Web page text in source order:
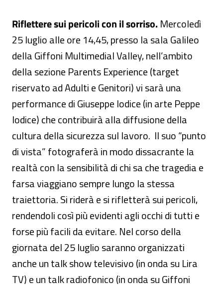
Riflettere sui pericoli con il sorriso. Mercoledì
25 luglio alle ore 14,45, presso la sala Galileo
della Giffoni Multimedial Valley, nell’ambito
della sezione Parents Experience (target
riservato ad Adulti e Genitori) vi sarà una
performance di Giuseppe Iodice (in arte Peppe
Iodice) che contribuirà alla diffusione della
cultura della sicurezza sul lavoro. Il suo “punto
di vista” fotograferà in modo dissacrante la
realtà con la sensibilità di chi sa che tragedia e
farsa viaggiano sempre lungo la stessa
traiettoria. Si riderà e si rifletterà sui pericoli,
rendendoli così più evidenti agli occhi di tutti e
forse più facili da evitare. Nel corso della
giornata del 25 luglio saranno organizzati
anche un talk show televisivo (in onda su Lira
TV) e un talk radiofonico (in onda su Giffoni